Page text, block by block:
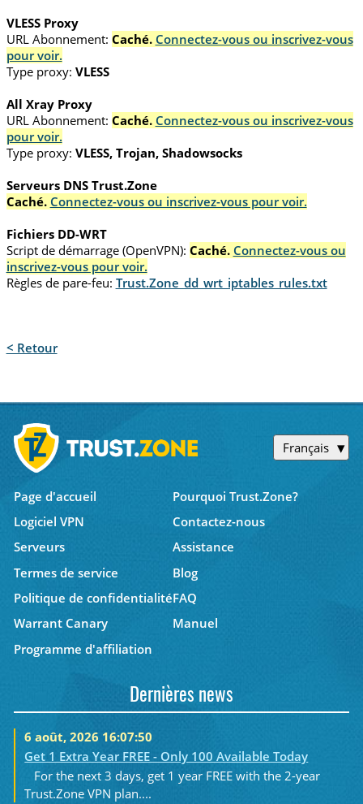
VLESS Proxy
URL Abonnement: Caché. Connectez-vous ou inscrivez-vous
pour voir.
Type proxy: VLESS
All Xray Proxy
URL Abonnement: Caché. Connectez-vous ou inscrivez-vous
pour voir.
Type proxy: VLESS, Trojan, Shadowsocks
Serveurs DNS Trust.Zone
Caché. Connectez-vous ou inscrivez-vous pour voir.
Fichiers DD-WRT
Script de démarrage (OpenVPN): Caché. Connectez-vous ou
inscrivez-vous pour voir.
Règles de pare-feu: Trust.Zone_dd_wrt_iptables_rules.txt
< Retour
Français
Page d'accueil
Pourquoi Trust.Zone?
Logiciel VPN
Contactez-nous
Serveurs
Assistance
Termes de service
Blog
Politique de confidentialitéFAQ
Warrant Canary
Manuel
Programme d'affiliation
Dernières news
6 août, 2026 16:07:50
Get 1 Extra Year FREE - Only 100 Available Today
For the next 3 days, get 1 year FREE with the 2-year
Trust.Zone VPN plan....